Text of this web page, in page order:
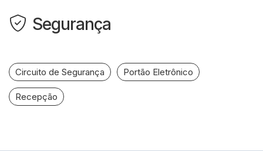
Segurança
Circuito de Segurança Portão Eletrônico
Recepção